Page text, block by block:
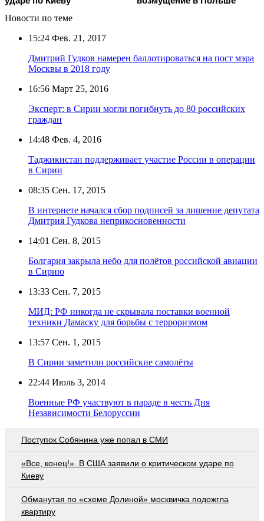
Новости по теме
15:24 Фев. 21, 2017
Дмитрий Гудков намерен баллотироваться на пост мэра
Москвы в 2018 году
16:56 Март 25, 2016
Эксперт: в Сирии могли погибнуть до 80 российских
граждан
14:48 Фев. 4, 2016
Таджикистан поддерживает участие России в операции
в Сирии
08:35 Сен. 17, 2015
В интернете начался сбор подписей за лишение депутата
Дмитрия Гудкова неприкосновенности
14:01 Сен. 8, 2015
Болгария закрыла небо для полётов российской авиации
в Сирию
13:33 Сен. 7, 2015
МИД: РФ никогда не скрывала поставки военной
техники Дамаску для борьбы с терроризмом
13:57 Сен. 1, 2015
В Сирии заметили российские самолёты
22:44 Июль 3, 2014
Военные РФ участвуют в параде в честь Дня
Независимости Белоруссии
Поступок Собянина уже попал в СМИ
«Все, конец!». В США заявили о критическом ударе по
Киеву
Обманутая по «схеме Долиной» москвичка подожгла
квартиру